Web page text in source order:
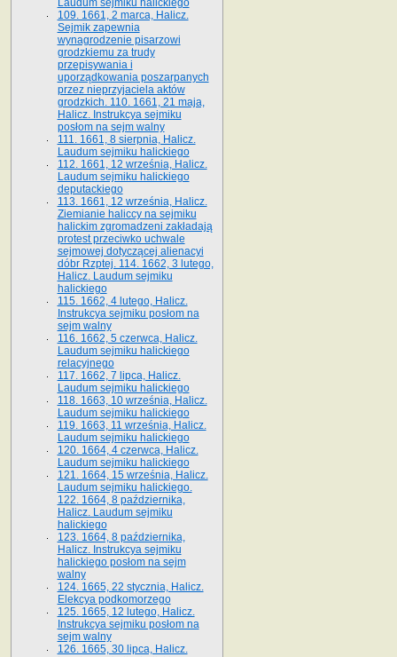
Laudum sejmiku halickiego
109. 1661, 2 marca, Halicz.
Sejmik zapewnia
wynagrodzenie pisarzowi
grodzkiemu za trudy
przepisywania i
uporządkowania poszarpanych
przez nieprzyjaciela aktów
grodzkich. 110. 1661, 21 maja,
Halicz. Instrukcya sejmiku
posłom na sejm walny
111. 1661, 8 sierpnia, Halicz.
Laudum sejmiku halickiego
112. 1661, 12 września, Halicz.
Laudum sejmiku halickiego
deputackiego
113. 1661, 12 września, Halicz.
Ziemianie haliccy na sejmiku
halickim zgromadzeni zakładają
protest przeciwko uchwale
sejmowej dotyczącej alienacyi
dóbr Rzptej. 114. 1662, 3 lutego,
Halicz. Laudum sejmiku
halickiego
115. 1662, 4 lutego, Halicz.
Instrukcya sejmiku posłom na
sejm walny
116. 1662, 5 czerwca, Halicz.
Laudum sejmiku halickiego
relacyjnego
117. 1662, 7 lipca, Halicz.
Laudum sejmiku halickiego
118. 1663, 10 września, Halicz.
Laudum sejmiku halickiego
119. 1663, 11 września, Halicz.
Laudum sejmiku halickiego
120. 1664, 4 czerwca, Halicz.
Laudum sejmiku halickiego
121. 1664, 15 września, Halicz.
Laudum sejmiku halickiego.
122. 1664, 8 października,
Halicz. Laudum sejmiku
halickiego
123. 1664, 8 października,
Halicz. Instrukcya sejmiku
halickiego posłom na sejm
walny
124. 1665, 22 stycznia, Halicz.
Elekcya podkomorzego
125. 1665, 12 lutego, Halicz.
Instrukcya sejmiku posłom na
sejm walny
126. 1665, 30 lipca, Halicz.